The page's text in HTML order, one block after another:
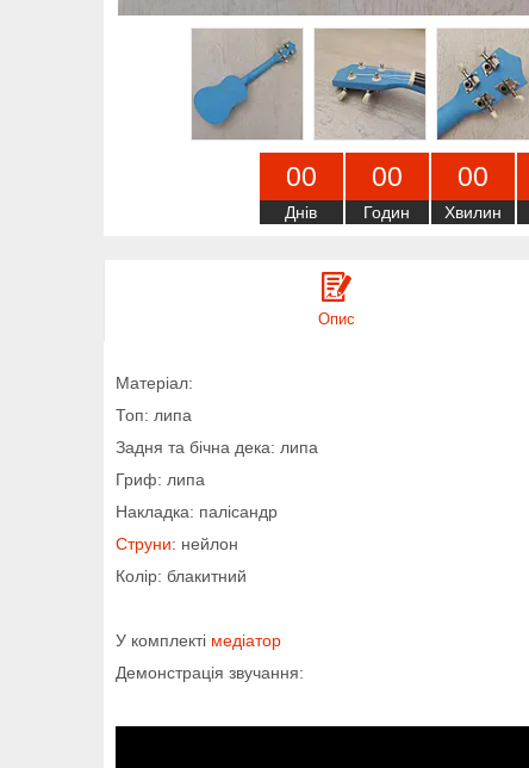
00
Днів
00
Годин
00
Хвилин
Опис
Матеріал:
Топ: липа
Задня та бічна дека: липа
Гриф: липа
Накладка: палісандр
Струни: нейлон
Колір: блакитний
У комплекті медіатор
Демонстрація звучання: